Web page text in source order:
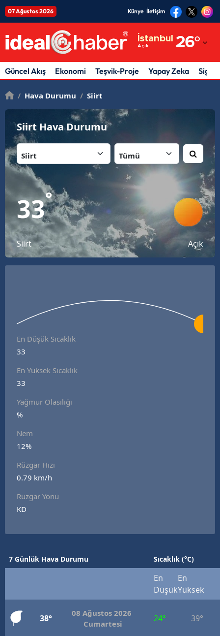
07 Ağustos 2026 Künye İletişim
İstanbul
Açık 26°
Adıyaman
Afyonkarahisar
Amasya
Antalya
Artvin
Balıkesir
Bilecik
Bingöl
Burdur
Eskişehir
Gaziantep
Giresun
Gümüşhane
Hakkari
Güncel Akış Ekonomi Teşvik-Proje Yapay Zeka
/ Hava Durumu / Siirt
Siirt Hava Durumu
33°
Siirt Açık
En Düşük Sıcaklık
33
En Yüksek Sıcaklık
33
Yağmur Olasılığı
%
Nem
12%
Rüzgar Hızı
0.79 km/h
Rüzgar Yönü
KD
7 Günlük Hava Durumu Sıcaklık (°C)
En
Düşük
En
Yüksek
38°
08 Ağustos 2026
Cumartesi
24° 39°